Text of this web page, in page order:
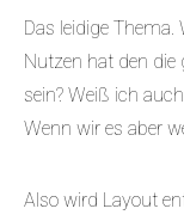
Das leidige
Nutzen hat den die
sein? Weiß ich
Wenn wir es aber
Also wird Layout